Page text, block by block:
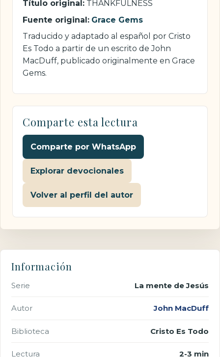
Título original: THANKFULNESS
Fuente original: Grace Gems
Traducido y adaptado al español por Cristo
Es Todo a partir de un escrito de John
MacDuff, publicado originalmente en Grace
Gems.
Comparte esta lectura
Comparte por WhatsApp
Explorar devocionales
Volver al perfil del autor
Información
Serie La mente de Jesús
Autor John MacDuff
Biblioteca Cristo Es Todo
Lectura 2-3 min